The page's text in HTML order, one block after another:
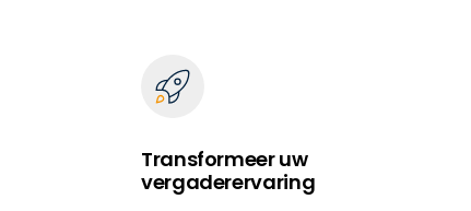
Transformeer uw
vergaderervaring